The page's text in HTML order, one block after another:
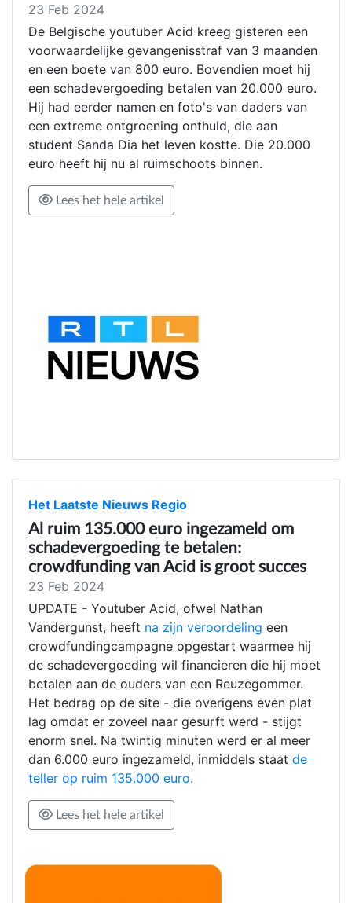
23 Feb 2024
De Belgische youtuber Acid kreeg gisteren een
voorwaardelijke gevangenisstraf van 3 maanden
en een boete van 800 euro. Bovendien moet hij
een schadevergoeding betalen van 20.000 euro.
Hij had eerder namen en foto's van daders van
een extreme ontgroening onthuld, die aan
student Sanda Dia het leven kostte. Die 20.000
euro heeft hij nu al ruimschoots binnen.
Lees het hele artikel
Het Laatste Nieuws Regio
Al ruim 135.000 euro ingezameld om
schadevergoeding te betalen:
crowdfunding van Acid is groot succes
23 Feb 2024
UPDATE - Youtuber Acid, ofwel Nathan
Vandergunst, heeft na zijn veroordeling een
crowdfundingcampagne opgestart waarmee hij
de schadevergoeding wil financieren die hij moet
betalen aan de ouders van een Reuzegommer.
Het bedrag op de site - die overigens even plat
lag omdat er zoveel naar gesurft werd - stijgt
enorm snel. Na twintig minuten werd er al meer
dan 6.000 euro ingezameld, inmiddels staat de
teller op ruim 135.000 euro.
Lees het hele artikel